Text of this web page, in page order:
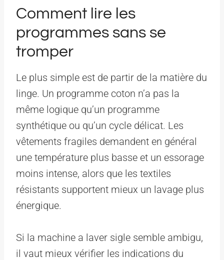
Comment lire les
programmes sans se
tromper
Le plus simple est de partir de la matière du
linge. Un programme coton n’a pas la
même logique qu’un programme
synthétique ou qu’un cycle délicat. Les
vêtements fragiles demandent en général
une température plus basse et un essorage
moins intense, alors que les textiles
résistants supportent mieux un lavage plus
énergique.
Si la machine a laver sigle semble ambigu,
il vaut mieux vérifier les indications du